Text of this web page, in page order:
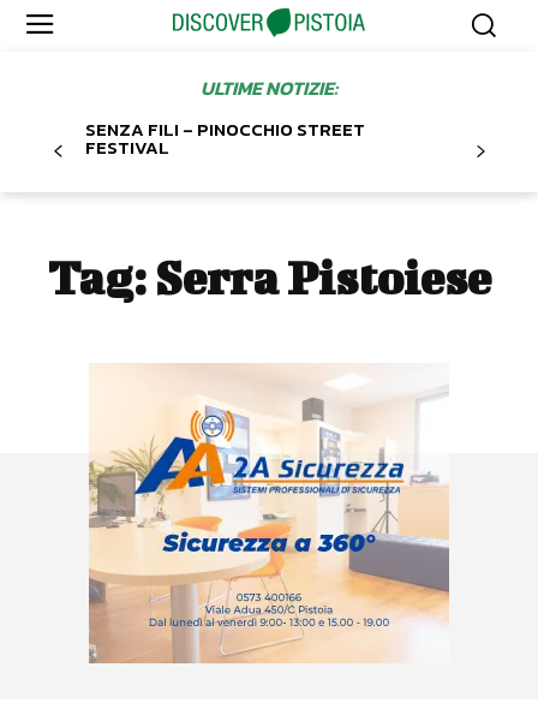
ULTIME NOTIZIE:
SENZA FILI – PINOCCHIO STREET
FESTIVAL
Tag: Serra Pistoiese